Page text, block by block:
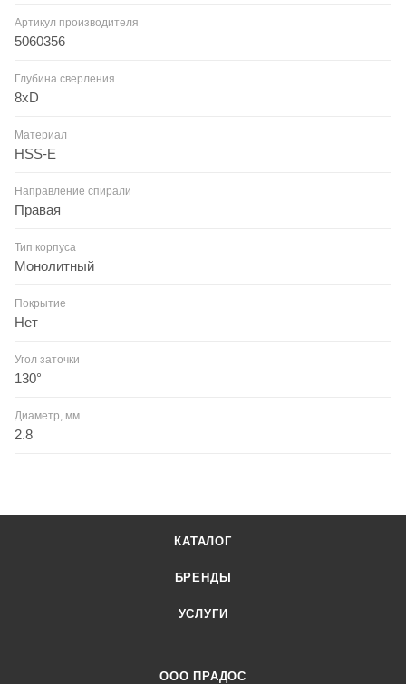
Артикул производителя
5060356
Глубина сверления
8xD
Материал
HSS-E
Направление спирали
Правая
Тип корпуса
Монолитный
Покрытие
Нет
Угол заточки
130°
Диаметр, мм
2.8
КАТАЛОГ
БРЕНДЫ
УСЛУГИ
ООО ПРАДОС